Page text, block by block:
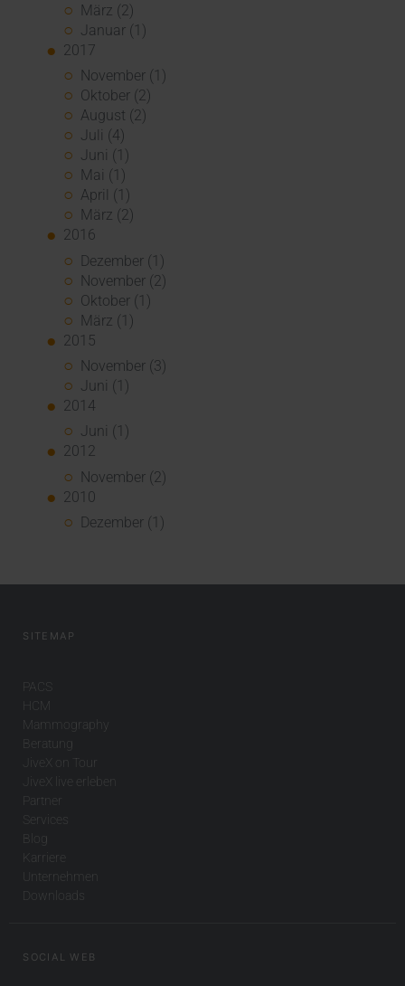
März (2)
Januar (1)
2017
November (1)
Oktober (2)
August (2)
Juli (4)
Juni (1)
Mai (1)
April (1)
März (2)
2016
Dezember (1)
November (2)
Oktober (1)
März (1)
2015
November (3)
Juni (1)
2014
Juni (1)
2012
November (2)
2010
Dezember (1)
SITEMAP
PACS
HCM
Mammography
Beratung
JiveX on Tour
JiveX live erleben
Partner
Services
Blog
Karriere
Unternehmen
Downloads
SOCIAL WEB